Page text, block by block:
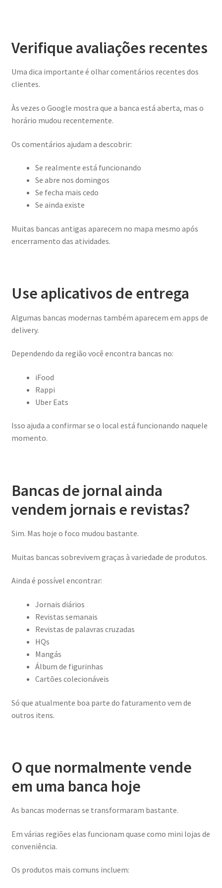
Verifique avaliações recentes
Uma dica importante é olhar comentários recentes dos
clientes.
Às vezes o Google mostra que a banca está aberta, mas o
horário mudou recentemente.
Os comentários ajudam a descobrir:
Se realmente está funcionando
Se abre nos domingos
Se fecha mais cedo
Se ainda existe
Muitas bancas antigas aparecem no mapa mesmo após
encerramento das atividades.
Use aplicativos de entrega
Algumas bancas modernas também aparecem em apps de
delivery.
Dependendo da região você encontra bancas no:
iFood
Rappi
Uber Eats
Isso ajuda a confirmar se o local está funcionando naquele
momento.
Bancas de jornal ainda
vendem jornais e revistas?
Sim. Mas hoje o foco mudou bastante.
Muitas bancas sobrevivem graças à variedade de produtos.
Ainda é possível encontrar:
Jornais diários
Revistas semanais
Revistas de palavras cruzadas
HQs
Mangás
Álbum de figurinhas
Cartões colecionáveis
Só que atualmente boa parte do faturamento vem de
outros itens.
O que normalmente vende
em uma banca hoje
As bancas modernas se transformaram bastante.
Em várias regiões elas funcionam quase como mini lojas de
conveniência.
Os produtos mais comuns incluem: